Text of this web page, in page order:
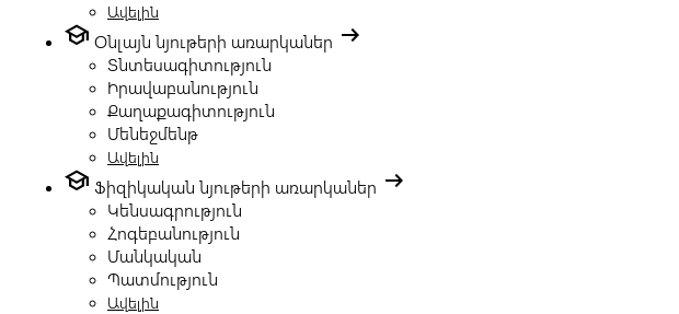
Ավելին
school Օնլայն նյութերի առարկաներ arrow_right_alt
Տնտեսագիտություն
Իրավաբանություն
Քաղաքագիտություն
Մենեջմենթ
Ավելին
school Ֆիզիկական նյութերի առարկաներ arrow_right_alt
Կենսագրություն
Հոգեբանություն
Մանկական
Պատմություն
Ավելին